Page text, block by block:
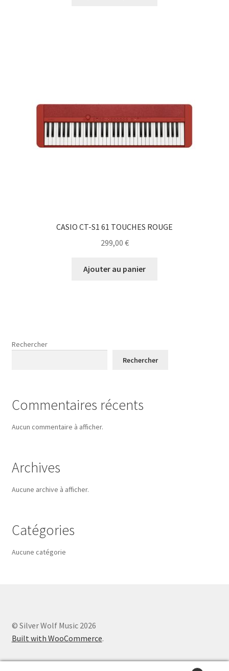
CASIO CT-S1 61 TOUCHES ROUGE
299,00 €
Ajouter au panier
Rechercher
Rechercher
Commentaires récents
Aucun commentaire à afficher.
Archives
Aucune archive à afficher.
Catégories
Aucune catégorie
© Silver Wolf Music 2026
Built with WooCommerce.